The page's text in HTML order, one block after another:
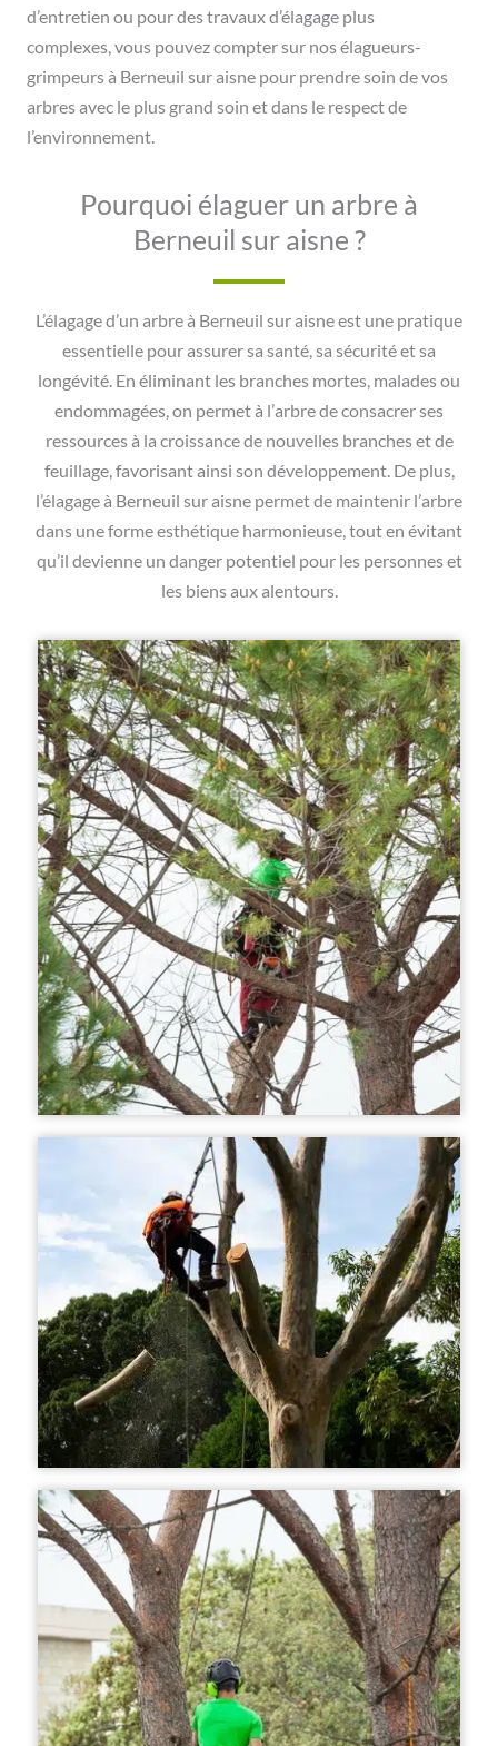
d’entretien ou pour des travaux d’élagage plus
complexes, vous pouvez compter sur nos élagueurs-
grimpeurs à Berneuil sur aisne pour prendre soin de vos
arbres avec le plus grand soin et dans le respect de
l’environnement.
Pourquoi élaguer un arbre à
Berneuil sur aisne ?
L’élagage d’un arbre à Berneuil sur aisne est une pratique
essentielle pour assurer sa santé, sa sécurité et sa
longévité. En éliminant les branches mortes, malades ou
endommagées, on permet à l’arbre de consacrer ses
ressources à la croissance de nouvelles branches et de
feuillage, favorisant ainsi son développement. De plus,
l’élagage à Berneuil sur aisne permet de maintenir l’arbre
dans une forme esthétique harmonieuse, tout en évitant
qu’il devienne un danger potentiel pour les personnes et
les biens aux alentours.